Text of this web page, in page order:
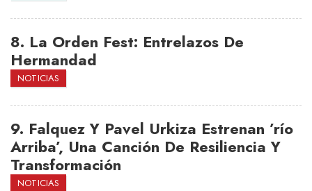
8. La Orden Fest: Entrelazos De
Hermandad
NOTICIAS
9. Falquez Y Pavel Urkiza Estrenan ’río
Arriba’, Una Canción De Resiliencia Y
Transformación
NOTICIAS